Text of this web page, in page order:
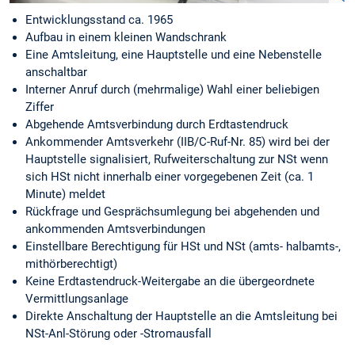
Entwicklungsstand ca. 1965
Aufbau in einem kleinen Wandschrank
Eine Amtsleitung, eine Hauptstelle und eine Nebenstelle
anschaltbar
Interner Anruf durch (mehrmalige) Wahl einer beliebigen
Ziffer
Abgehende Amtsverbindung durch Erdtastendruck
Ankommender Amtsverkehr (IIB/C-Ruf-Nr. 85) wird bei der
Hauptstelle signalisiert, Rufweiterschaltung zur NSt wenn
sich HSt nicht innerhalb einer vorgegebenen Zeit (ca. 1
Minute) meldet
Rückfrage und Gesprächsumlegung bei abgehenden und
ankommenden Amtsverbindungen
Einstellbare Berechtigung für HSt und NSt (amts- halbamts-,
mithörberechtigt)
Keine Erdtastendruck-Weitergabe an die übergeordnete
Vermittlungsanlage
Direkte Anschaltung der Hauptstelle an die Amtsleitung bei
NSt-Anl-Störung oder -Stromausfall